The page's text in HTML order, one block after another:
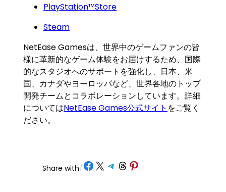
PlayStation™Store
Steam
NetEase Gamesは、世界中のゲームファンの皆
様に革新的なゲーム体験をお届けするため、国際
的なスタジオへのサポートを強化し、日本、米
国、カナダやヨーロッパなど、世界各地のトップ
開発チームとコラボレーションしています。詳細
についてはNetEase Games公式サイト をご覧く
ださい。
Share with/ Share on Facebook
Share on X Share on Telegram
Share on Threads
Share on Pinterest